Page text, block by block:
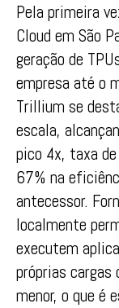
Pela primeira
Cloud em São
geração de
empresa até o
Trillium se
escala,
pico 4x, taxa
67% na
antecessor.
localmente
executem
próprias cargas
menor, o que é